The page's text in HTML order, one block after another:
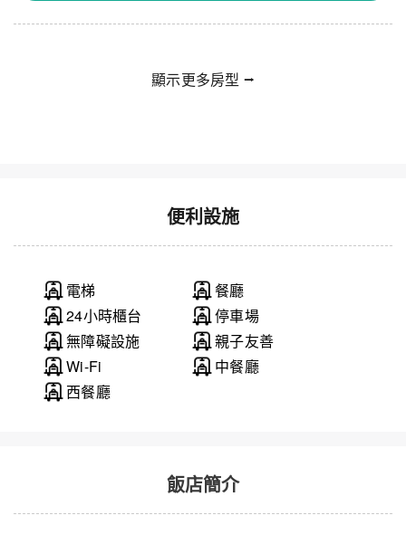
顯示更多房型 ⭢
便利設施
電梯
餐廳
24小時櫃台
停車場
無障礙設施
親子友善
Wi-Fi
中餐廳
西餐廳
飯店簡介